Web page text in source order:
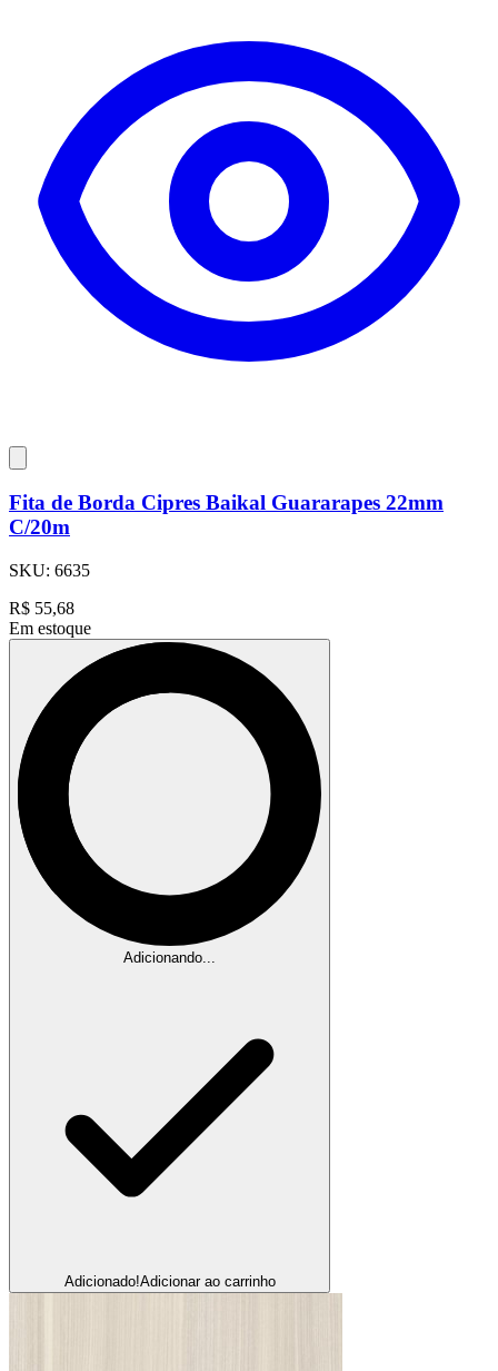
Fita de Borda Cipres Baikal Guararapes 22mm
C/20m
SKU: 6635
R$ 55,68
Em estoque
Adicionando...
Adicionado!Adicionar ao carrinho